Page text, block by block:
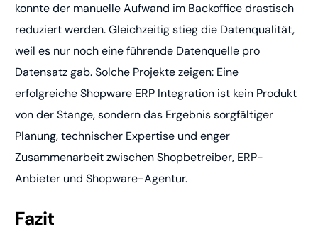
konnte der manuelle Aufwand im Backoffice drastisch
reduziert werden. Gleichzeitig stieg die Datenqualität,
weil es nur noch eine führende Datenquelle pro
Datensatz gab. Solche Projekte zeigen: Eine
erfolgreiche Shopware ERP Integration ist kein Produkt
von der Stange, sondern das Ergebnis sorgfältiger
Planung, technischer Expertise und enger
Zusammenarbeit zwischen Shopbetreiber, ERP-
Anbieter und Shopware-Agentur.
Fazit